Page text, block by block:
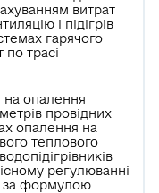
витрат
і підігрів
гарячого
по трасі
на опалення
провідних
опалення на
теплового
регулюванні
за формулою